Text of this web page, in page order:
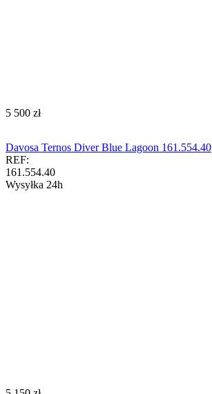
‍5 500‍ zł
Davosa Ternos Diver Blue Lagoon 161.554.40
REF:
161.554.40
Wysyłka 24h